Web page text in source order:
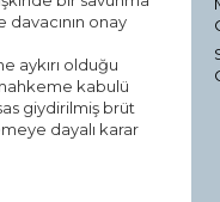
onay
aykırı olduğu
kabulü
giydirilmiş brüt
dayalı karar